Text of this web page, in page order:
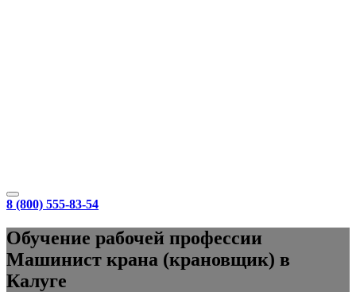
8 (800) 555-83-54
Обучение рабочей профессии
Машинист крана (крановщик) в
Калуге